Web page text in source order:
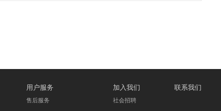
用户服务
售后服务
加入我们
社会招聘
联系我们